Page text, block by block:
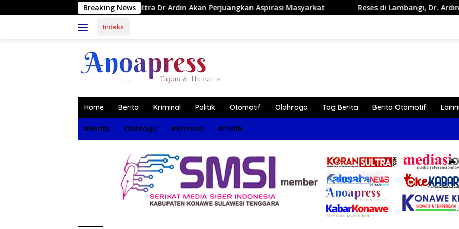
ke
Breaking News
DPRD Sultra Dr Ardin Akan Perjuangkan Aspirasi Masyarkat Reses di Lambangi, Dr. Ardin Ajak Masyarakat
Indeks
Home Berita Kriminal Politik Otomotif Olahraga Tag Berita Berita Otomotif
#Berita Olahraga #Kriminal #Politik